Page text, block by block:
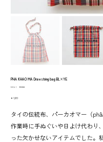
PHA KHAO MA Drawstring bag BL×YE
SKU：
SKU：
950066
価
￥1,320
タイの伝統布、パーカオマー（
作業時に手ぬぐいや日よけ代わり
った欠かせないアイテムでした。